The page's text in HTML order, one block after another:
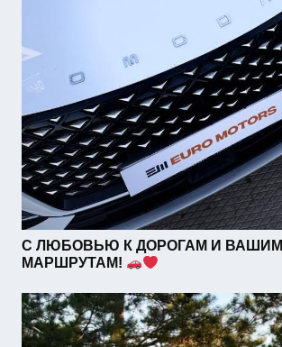
С ЛЮБОВЬЮ К ДОРОГАМ И ВАШИМ
МАРШРУТАМ!